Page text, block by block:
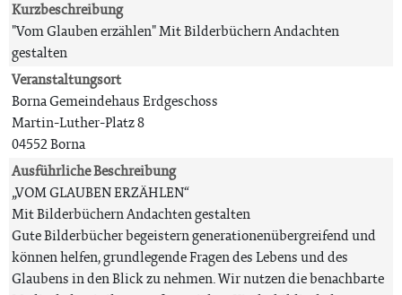
Kurzbeschreibung
"Vom Glauben erzählen" Mit Bilderbüchern Andachten
gestalten
Veranstaltungsort
Borna Gemeindehaus Erdgeschoss
Martin-Luther-Platz 8
04552 Borna
Ausführliche Beschreibung
„VOM GLAUBEN ERZÄHLEN“
Mit Bilderbüchern Andachten gestalten
Gute Bilderbücher begeistern generationenübergreifend und
können helfen, grundlegende Fragen des Lebens und des
Glaubens in den Blick zu nehmen. Wir nutzen die benachbarte